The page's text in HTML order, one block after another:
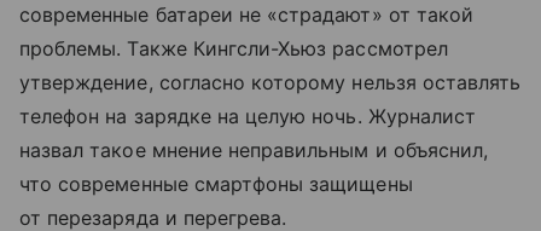
современные батареи не «страдают» от такой
проблемы. Также Кингсли-Хьюз рассмотрел
утверждение, согласно которому нельзя оставлять
телефон на зарядке на целую ночь. Журналист
назвал такое мнение неправильным и объяснил,
что современные смартфоны защищены
от перезаряда и перегрева.